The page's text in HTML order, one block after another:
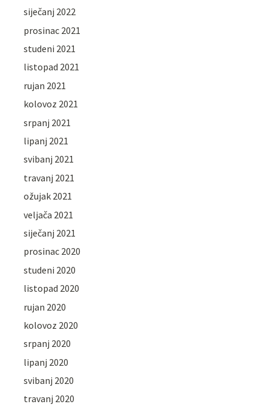
siječanj 2022
prosinac 2021
studeni 2021
listopad 2021
rujan 2021
kolovoz 2021
srpanj 2021
lipanj 2021
svibanj 2021
travanj 2021
ožujak 2021
veljača 2021
siječanj 2021
prosinac 2020
studeni 2020
listopad 2020
rujan 2020
kolovoz 2020
srpanj 2020
lipanj 2020
svibanj 2020
travanj 2020